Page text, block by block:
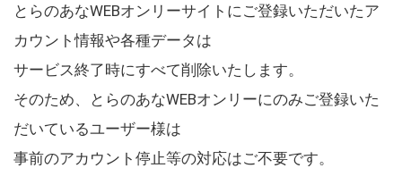
とらのあなWEBオンリーサイトにご登録いただいたア
カウント情報や各種データは
サービス終了時にすべて削除いたします。
そのため、とらのあなWEBオンリーにのみご登録いた
だいているユーザー様は
事前のアカウント停止等の対応はご不要です。